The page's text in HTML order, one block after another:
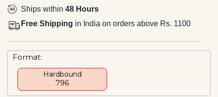
Ships within 48 Hours
Free Shipping in India on orders above Rs. 1100
Format:
Hardbound
₹796